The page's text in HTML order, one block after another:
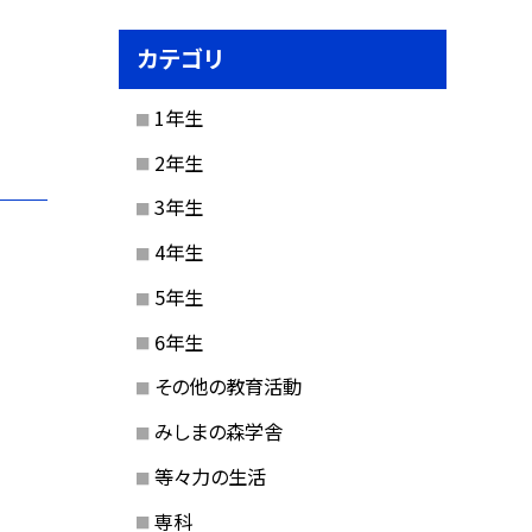
カテゴリ
1年生
2年生
3年生
4年生
5年生
6年生
その他の教育活動
みしまの森学舎
等々力の生活
専科